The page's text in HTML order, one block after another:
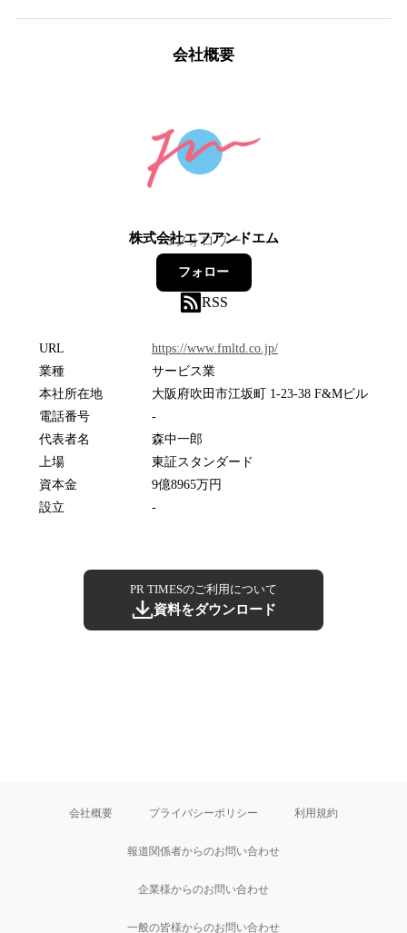
会社概要
株式会社エフアンドエム
3フォロワー
フォロー
RSS
URL
https://www.fmltd.co.jp/
業種
サービス業
本社所在地
大阪府吹田市江坂町 1-23-38 F&Mビル
電話番号
-
代表者名
森中一郎
上場
東証スタンダード
資本金
9億8965万円
設立
-
PR TIMESのご利用について
資料をダウンロード
会社概要 プライバシーポリシー 利用規約
報道関係者からのお問い合わせ
企業様からのお問い合わせ
一般の皆様からのお問い合わせ